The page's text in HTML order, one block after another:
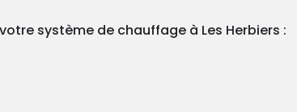
système de chauffage à Les Herbiers :